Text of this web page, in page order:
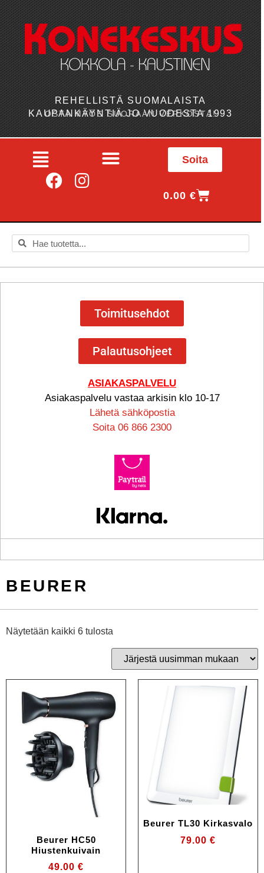
REHELLISTÄ SUOMALAISTA
KAUPANKÄYNTIÄ JO VUODESTA 1993
OSTA MYÖS SUORAAN VERKOSTA!
Soita
0.00€
Toimitusehdot
Palautusohjeet
ASIAKASPALVELU
Asiakaspalvelu vastaa arkisin klo 10-17
Lähetä sähköpostia
Soita 06 866 2300
BEURER
Näytetään kaikki 6 tulosta
Beurer HC50
Hiustenkuivain
49.00 €
Beurer TL30 Kirkasvalo
79.00 €